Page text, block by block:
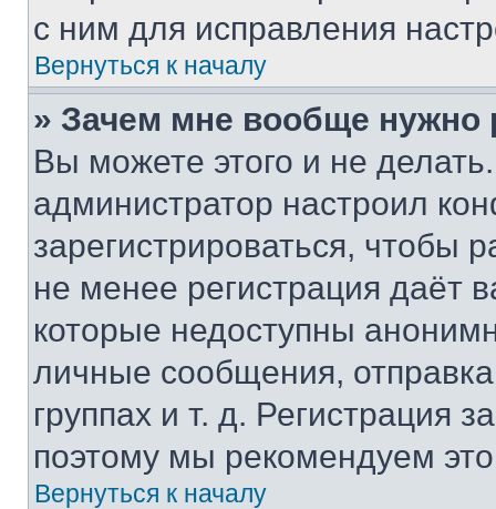
с ним для исправления
Вернуться к началу
» Зачем мне вообще нужно
Вы можете этого и не
администратор настроил
зарегистрироваться, чтобы
не менее регистрация даёт
которые недоступны
личные сообщения,
группах и т. д. Регистрация
поэтому мы рекомендуем
Вернуться к началу